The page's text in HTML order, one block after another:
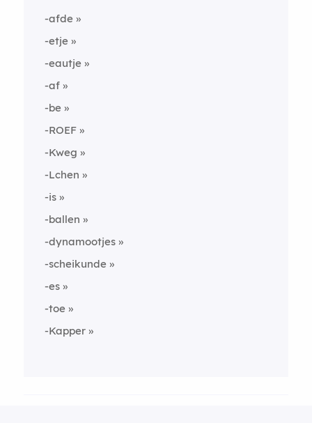
-afde
-etje
-eautje
-af
-be
-ROEF
-Kweg
-Lchen
-is
-ballen
-dynamootjes
-scheikunde
-es
-toe
-Kapper